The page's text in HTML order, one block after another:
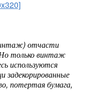
отчасти
только винтаж
используются
задекорированные
потертая бумага,